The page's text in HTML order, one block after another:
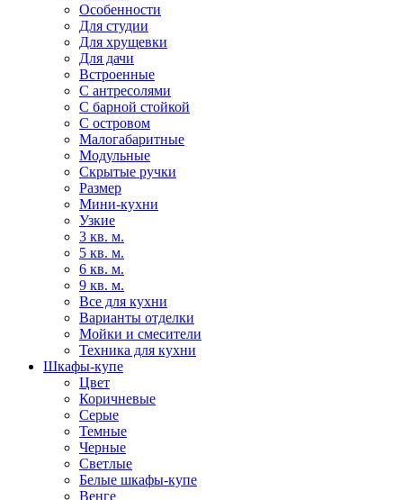
Особенности
Для студии
Для хрущевки
Для дачи
Встроенные
С антресолями
С барной стойкой
С островом
Малогабаритные
Модульные
Скрытые ручки
Размер
Мини-кухни
Узкие
3 кв. м.
5 кв. м.
6 кв. м.
9 кв. м.
Все для кухни
Варианты отделки
Мойки и смесители
Техника для кухни
Шкафы-купе
Цвет
Коричневые
Серые
Темные
Черные
Светлые
Белые шкафы-купе
Венге